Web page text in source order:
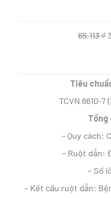
65.113₫
Tiêu
TCVN 6610-7
Tổng
– Quy cách:
– Ruột dẫn:
– Số
– Kết cấu ruột dẫn: